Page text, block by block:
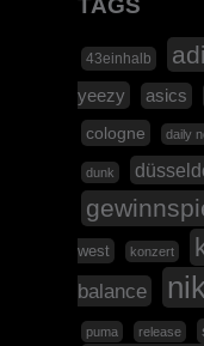
TAGS
43einhalb
yeezy
asics
cologne daily
dunk
west konzert
balance
puma release